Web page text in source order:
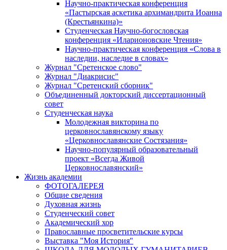
Научно-практическая конференция
«Пастырская аскетика архимандрита Иоанна
(Крестьянкина)»
Студенческая Научно-богословская
конференция «Иларионовские Чтения»
Научно-практическая конференция «Cлова в
наследии, наследие в словах»
Журнал "Сретенское слово"
Журнал "Диакрисис"
Журнал "Сретенский сборник"
Объединенный докторский диссертационный
совет
Студенческая наука
Молодежная викторина по
церковнославянскому языку
«Церковнославянские Состязания»
Научно-популярный образовательный
проект «Всегда Живой
Церковнославянский»
Жизнь академии
ФОТОГАЛЕРЕЯ
Общие сведения
Духовная жизнь
Студенческий совет
Академический хор
Православные просветительские курсы
Выставка "Моя История"